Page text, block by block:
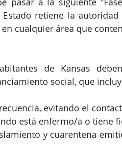
retiene la
cualquier área que
de Kansas
social, que
evitando el
está enfermo/a o tiene
y cuarentena